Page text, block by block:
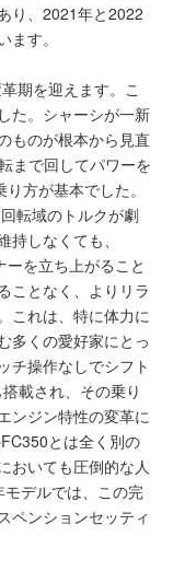
り、2021年と2022
す。
期を迎えます。こ
た。シャーシが一新
ものが根本から見直
まで回してパワーを
方が基本でした。
転域のトルクが劇
しなくても、
を立ち上がること
ことなく、よりリラ
これは、特に体力に
多くの愛好家にとっ
チ操作なしでシフト
載され、その乗り
ンジン特性の変革に
とは全く別の
おいても圧倒的な人
デルでは、この完
ペンションセッティ